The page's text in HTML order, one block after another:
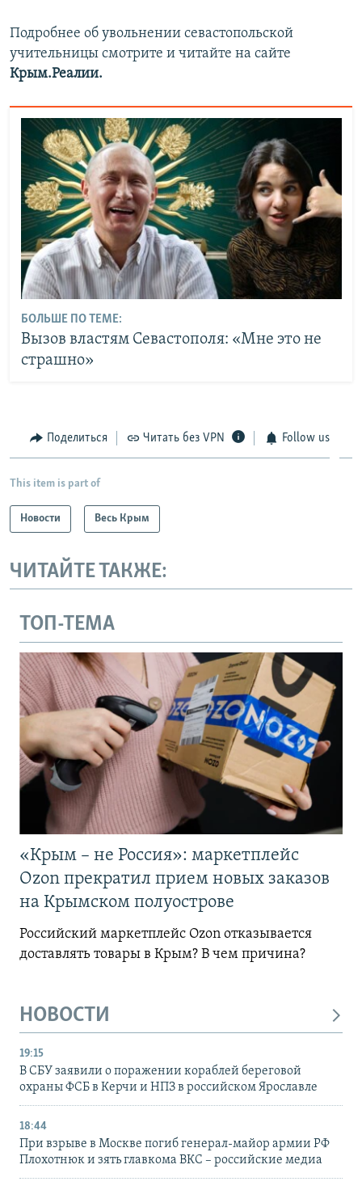
Подробнее об увольнении севастопольской
учительницы смотрите и читайте на сайте
Крым.Реалии.
БОЛЬШЕ ПО ТЕМЕ:
Вызов властям Севастополя: «Мне это не
страшно»
Поделиться Читать без VPN Follow us
This item is part of
Новости Весь Крым
ЧИТАЙТЕ ТАКЖЕ:
ТОП-ТЕМА
«Крым – не Россия»: маркетплейс
Ozon прекратил прием новых заказов
на Крымском полуострове
Российский маркетплейс Ozon отказывается
доставлять товары в Крым? В чем причина?
НОВОСТИ
19:15
В СБУ заявили о поражении кораблей береговой
охраны ФСБ в Керчи и НПЗ в российском Ярославле
18:44
При взрыве в Москве погиб генерал-майор армии РФ
Плохотнюк и зять главкома ВКС – российские медиа